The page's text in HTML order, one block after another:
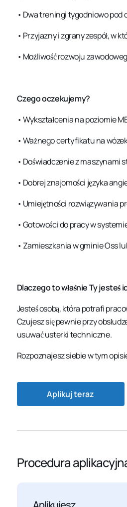
• Dwa treningi tygodniowo pod
• Przyjazny i zgrany zespół, w
• Możliwość rozwoju
Czego oczekujemy?
• Wykształcenia na poziomie
• Ważnego certyfikatu na
• Doświadczenie z maszynami
• Dobrej znajomości języka
• Umiejętności rozwiązywania
• Gotowości do pracy w
• Zamieszkania w gminie Oss
Dlaczego to właśnie Ty
Jesteś osobą, która potrafi
Czujesz się pewnie przy
usuwać usterki techniczne.
Rozpoznajesz siebie w tym
Aplikuj teraz
Procedura